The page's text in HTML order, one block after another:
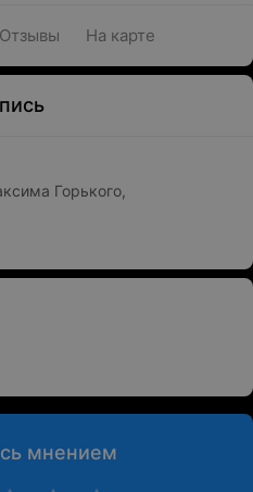
Отзывы На карте
Горького,
мнением